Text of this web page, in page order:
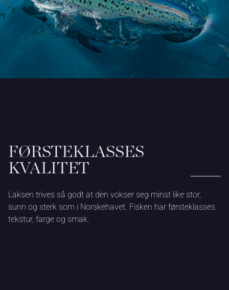
FØRSTEKLASSES
KVALITET
Laksen trives så godt at den vokser seg minst like stor,
sunn og sterk som i Norskehavet. Fisken har førsteklasses
tekstur, farge og smak.